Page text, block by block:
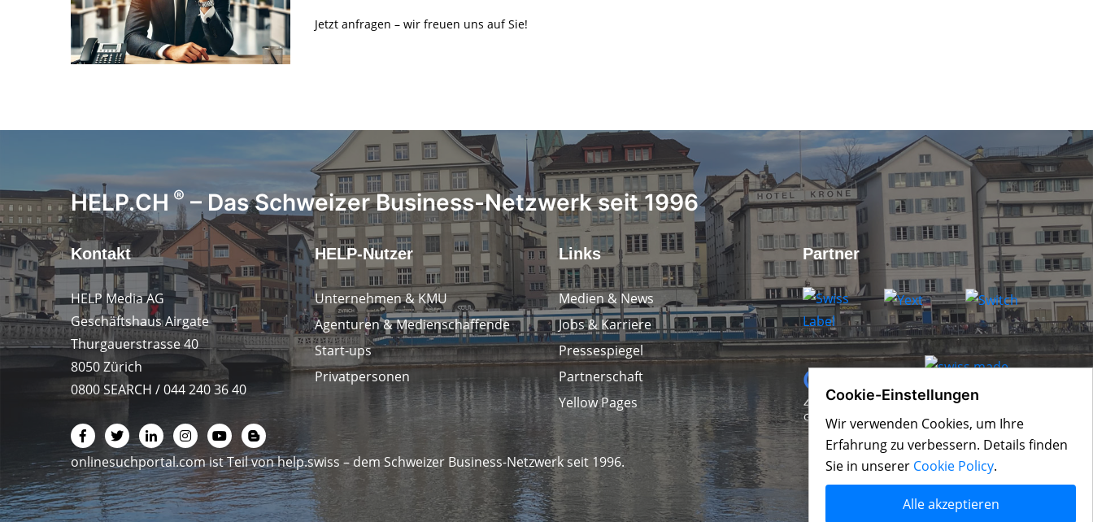
Jetzt anfragen – wir freuen uns auf Sie!
HELP.CH ®– Das Schweizer Business-Netzwerk seit 1996
Kontakt
HELP Media AG
Geschäftshaus Airgate
Thurgauerstrasse 40
8050 Zürich
0800 SEARCH / 044 240 36 40
HELP-Nutzer
Unternehmen & KMU
Agenturen & Medienschaffende
Start-ups
Privatpersonen
Links
Medien & News
Jobs & Karriere
Pressespiegel
Partnerschaft
Yellow Pages
Partner
onlinesuchportal.com ist Teil vonhelp.swiss – dem Schweizer Business-Netzwerk seit 1996.
Cookie-Einstellungen
Wir verwenden Cookies, um Ihre
Erfahrung zu verbessern. Details finden
Sie in unserer Cookie Policy.
Alle akzeptieren